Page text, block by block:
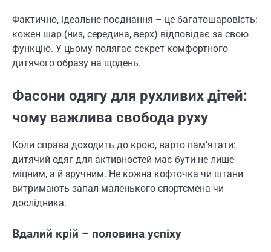
Фактично, ідеальне поєднання – це багатошаровість:
кожен шар (низ, середина, верх) відповідає за свою
функцію. У цьому полягає секрет комфортного
дитячого образу на щодень.
Фасони одягу для рухливих дітей:
чому важлива свобода руху
Коли справа доходить до крою, варто пам’ятати:
дитячий одяг для активностей має бути не лише
міцним, а й зручним. Не кожна кофточка чи штани
витримають запал маленького спортсмена чи
дослідника.
Вдалий крій – половина успіху